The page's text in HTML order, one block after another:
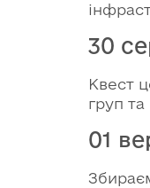
30
Квест
груп
01